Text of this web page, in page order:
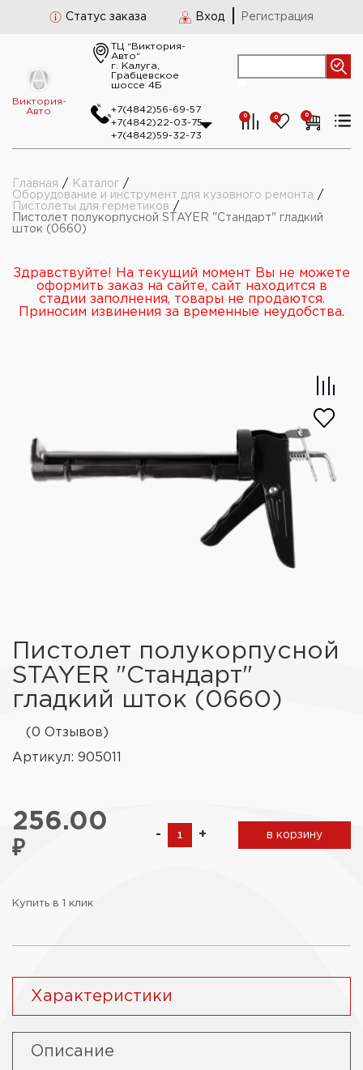
Статус заказа Вход Регистрация
Виктория-
Авто
ТЦ “Виктория-
Авто“
г. Калуга,
Грабцевское
шоссе 4Б
+7(4842)56-69-57
+7(4842)22-03-75
+7(4842)59-32-73
0 0 0
Главная / Каталог /
Оборудование и инструмент для кузовного ремонта /
Пистолеты для герметиков /
Пистолет полукорпусной STAYER "Стандарт" гладкий
шток (0660)
Здравствуйте! На текущий момент Вы не можете
оформить заказ на сайте, сайт находится в
стадии заполнения, товары не продаются.
Приносим извинения за временные неудобства.
Пистолет полукорпусной
STAYER "Стандарт"
гладкий шток (0660)
(0 Отзывов)
Артикул: 905011
256.00
₽
- + в корзину
Купить в 1 клик
Характеристики
Описание